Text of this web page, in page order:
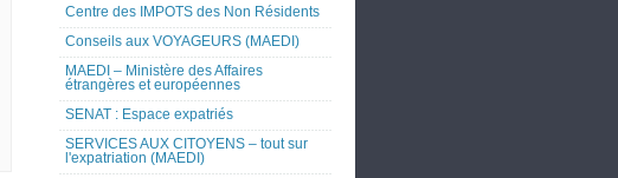
Centre des IMPOTS des Non Résidents
Conseils aux VOYAGEURS (MAEDI)
MAEDI – Ministère des Affaires
étrangères et européennes
SENAT : Espace expatriés
SERVICES AUX CITOYENS – tout sur
l'expatriation (MAEDI)